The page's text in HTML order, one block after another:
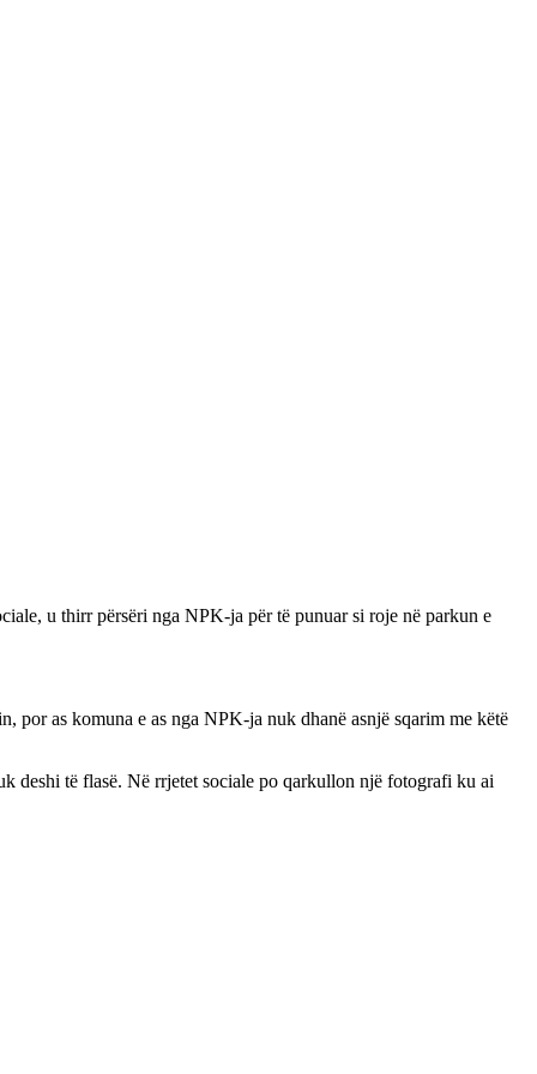
u thirr përsëri nga NPK-ja për të punuar si roje në parkun e
por as komuna e as nga NPK-ja nuk dhanë asnjë sqarim me këtë
deshi të flasë. Në rrjetet sociale po qarkullon një fotografi ku ai